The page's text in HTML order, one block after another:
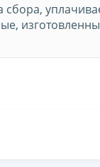
сбора,